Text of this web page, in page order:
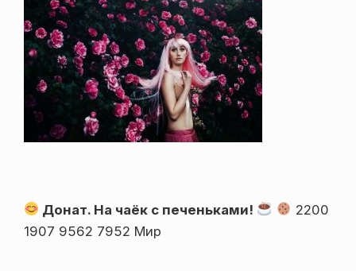
Донат. На чаёк с печеньками!
2200
1907 9562 7952 Мир